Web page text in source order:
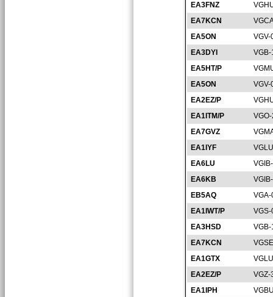
EA3FNZ
EA7KCN
EA5ON
VGV-
EA3DYI
EA5HT/P
EA5ON
VGV-
EA2EZ/P
EA1ITM/P
EA7GVZ
EA1IYF
EA6LU
EA6KB
EB5AQ
EA1IWT/P
EA3HSD
EA7KCN
EA1GTX
EA2EZ/P
VGZ-
EA1IPH